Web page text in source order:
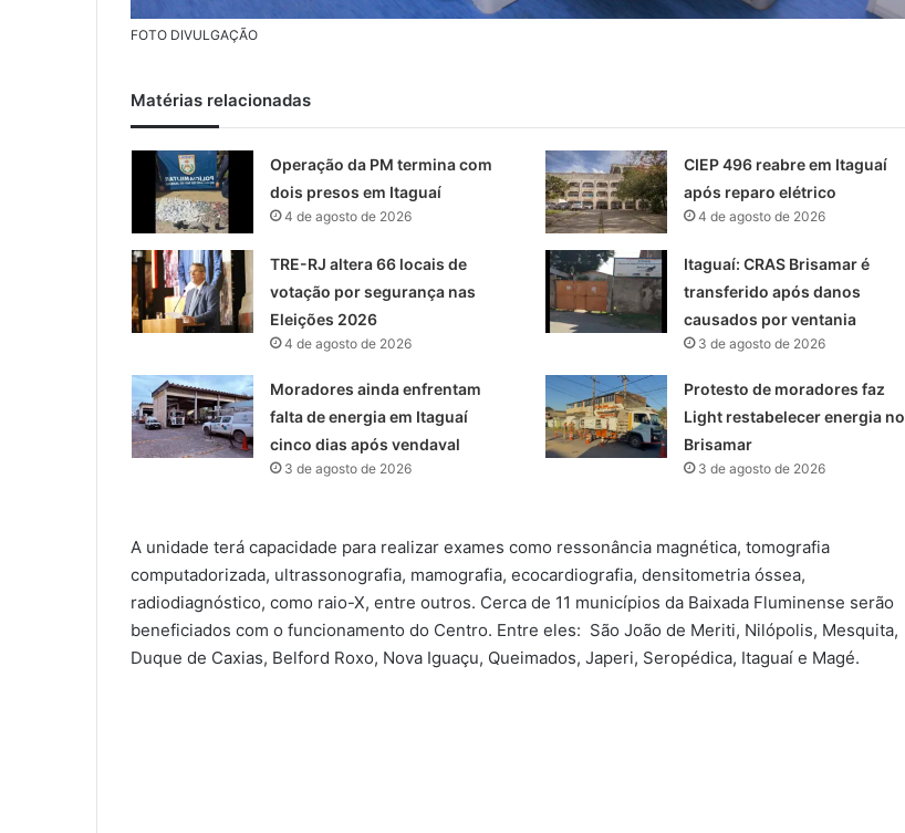
FOTO DIVULGAÇÃO
Matérias relacionadas
Operação da PM termina com
dois presos em Itaguaí
4 de agosto de 2026
CIEP 496 reabre em Itaguaí
após reparo elétrico
4 de agosto de 2026
TRE-RJ altera 66 locais de
votação por segurança nas
Eleições 2026
4 de agosto de 2026
Itaguaí: CRAS Brisamar é
transferido após danos
causados por ventania
3 de agosto de 2026
Moradores ainda enfrentam
falta de energia em Itaguaí
cinco dias após vendaval
3 de agosto de 2026
Protesto de moradores faz
Light restabelecer energia no
Brisamar
3 de agosto de 2026
A unidade terá capacidade para realizar exames como ressonância magnética, tomografia
computadorizada, ultrassonografia, mamografia, ecocardiografia, densitometria óssea,
radiodiagnóstico, como raio-X, entre outros. Cerca de 11 municípios da Baixada Fluminense serão
beneficiados com o funcionamento do Centro. Entre eles: São João de Meriti, Nilópolis, Mesquita,
Duque de Caxias, Belford Roxo, Nova Iguaçu, Queimados, Japeri, Seropédica, Itaguaí e Magé.